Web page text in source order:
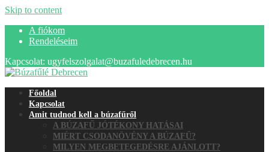
Skip to content
A fiókom
Rendeléseim
Kapcsolat: ugyfelszolgalat@buzafuledebrecen.hu
Főoldal
Kapcsolat
Amit tudnod kell a búzafűről
A BÚZAFŰ JÓTÉKONY HATÁSAI
MIÉRT CSODANÖVÉNY A BÚZAFŰ?
MILYEN MEGBETEGEDÉSRE AJÁNLOTT?